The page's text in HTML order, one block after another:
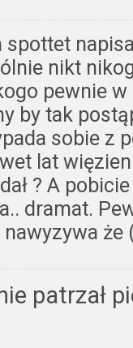
spottet
nikt
pewnie
by tak
sobie z
lat
? A
dramat.
nawyzywa że
patrzał